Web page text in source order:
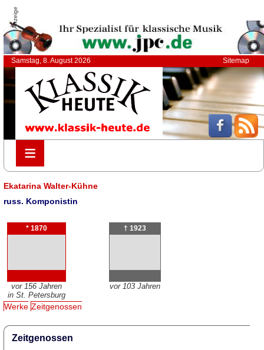
Anzeige
Samstag, 8. August 2026 Sitemap
≡
≡
Ekatarina Walter-Kühne
russ. Komponistin
* 1870
vor 156 Jahren
in St. Petersburg
† 1923
vor 103 Jahren
Werke Zeitgenossen
Zeitgenossen